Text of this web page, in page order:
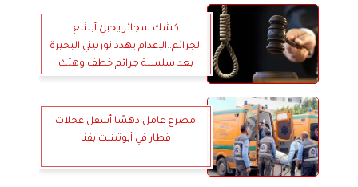
كشك سجائر يخبئ أبشع
الجرائم..الإعدام يهدد توربيني البحيرة
بعد سلسلة جرائم خطف وهتك
مصرع عامل دهسًا أسفل عجلات
قطار في أبوتشت بقنا